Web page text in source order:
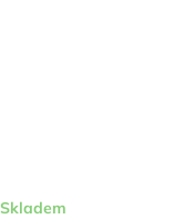
Skladem